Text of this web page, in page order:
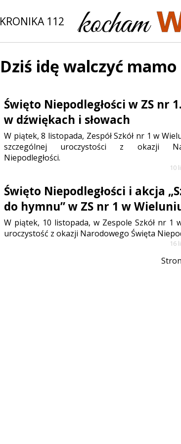
KRONIKA 112
Dziś idę walczyć mamo
Święto Niepodległości w ZS nr
w dźwiękach i słowach
W piątek, 8 listopada, Zespół Szkół nr 1 w
szczególnej uroczystości z okazji
Niepodległości.
10
Święto Niepodległości i akcja
do hymnu” w ZS nr 1 w
W piątek, 10 listopada, w Zespole Szkół nr 1
uroczystość z okazji Narodowego Święta
16